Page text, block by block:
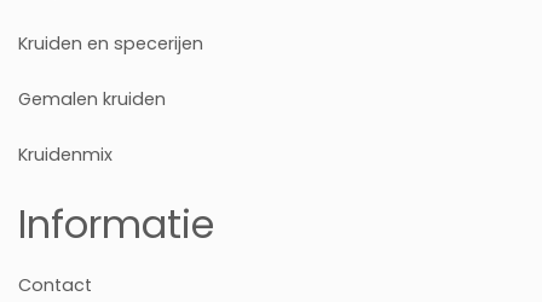
Kruiden en specerijen
Gemalen kruiden
Kruidenmix
Informatie
Contact